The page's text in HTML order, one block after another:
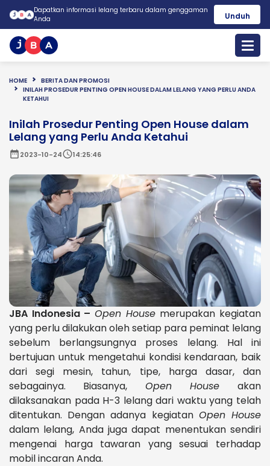
Dapatkan informasi lelang terbaru dalam genggaman
Anda
Unduh
HOME
BERITA DAN PROMOSI
INILAH PROSEDUR PENTING OPEN HOUSE DALAM LELANG YANG PERLU ANDA
KETAHUI
Inilah Prosedur Penting Open House dalam
Lelang yang Perlu Anda Ketahui
date_range2023-10-24schedule14:25:46
JBA Indonesia – Open House merupakan kegiatan
yang perlu dilakukan oleh setiap para peminat lelang
sebelum berlangsungnya proses lelang. Hal ini
bertujuan untuk mengetahui kondisi kendaraan, baik
dari segi mesin, tahun, tipe, harga dasar, dan
sebagainya. Biasanya, Open House akan
dilaksanakan pada H-3 lelang dari waktu yang telah
ditentukan. Dengan adanya kegiatan Open House
dalam lelang, Anda juga dapat menentukan sendiri
mengenai harga tawaran yang sesuai terhadap
mobil incaran Anda.